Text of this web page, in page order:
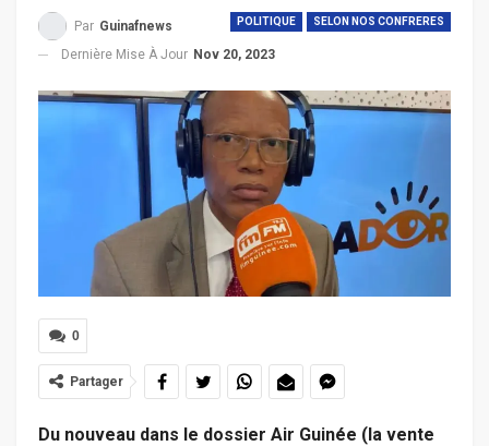
POLITIQUE SELON NOS CONFRERES
Par Guinafnews
Dernière Mise À Jour Nov 20, 2023
0
Partager
Du nouveau dans le dossier Air Guinée (la vente